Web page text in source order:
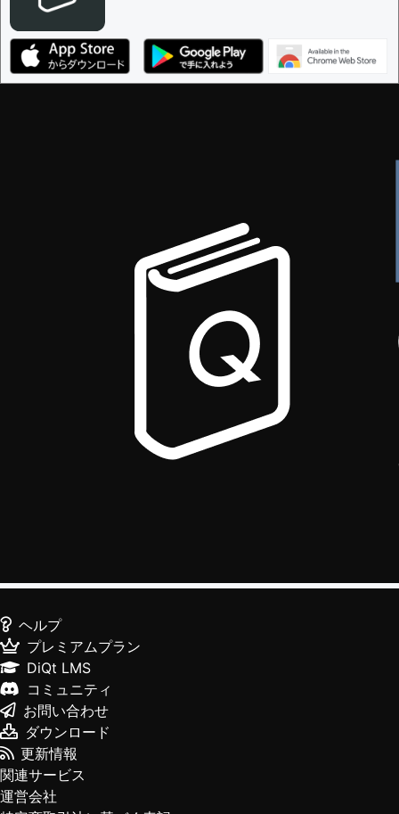
ヘルプ
プレミアムプラン
DiQt LMS
コミュニティ
お問い合わせ
ダウンロード
更新情報
関連サービス
運営会社